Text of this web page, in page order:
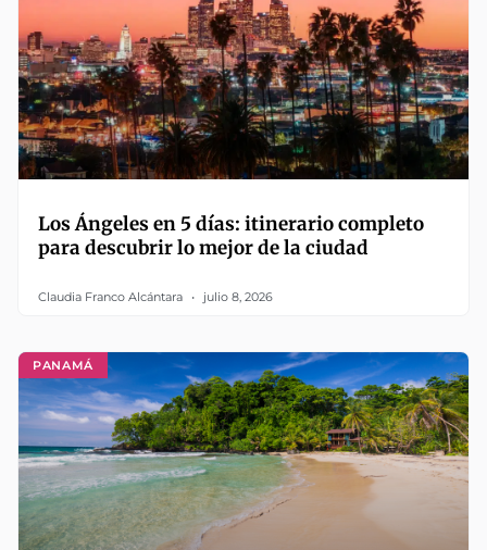
Los Ángeles en 5 días: itinerario completo
para descubrir lo mejor de la ciudad
Claudia Franco Alcántara julio 8, 2026
PANAMÁ